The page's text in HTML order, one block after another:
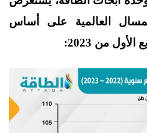
العالمية على أساس